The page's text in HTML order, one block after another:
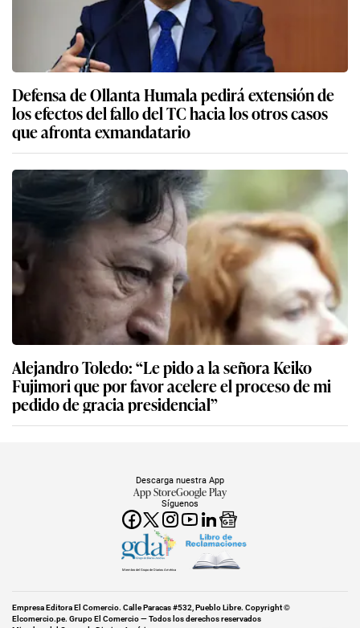
Defensa de Ollanta Humala pedirá extensión de
los efectos del fallo del TC hacia los otros casos
que afronta exmandatario
Alejandro Toledo: “Le pido a la señora Keiko
Fujimori que por favor acelere el proceso de mi
pedido de gracia presidencial”
Síguenos
Descarga nuestra App
App StoreGoogle Play
Miembro del Grupo de Diarios América
Empresa Editora El Comercio. Calle Paracas #532, Pueblo Libre. Copyright ©
Elcomercio.pe. Grupo El Comercio — Todos los derechos reservados